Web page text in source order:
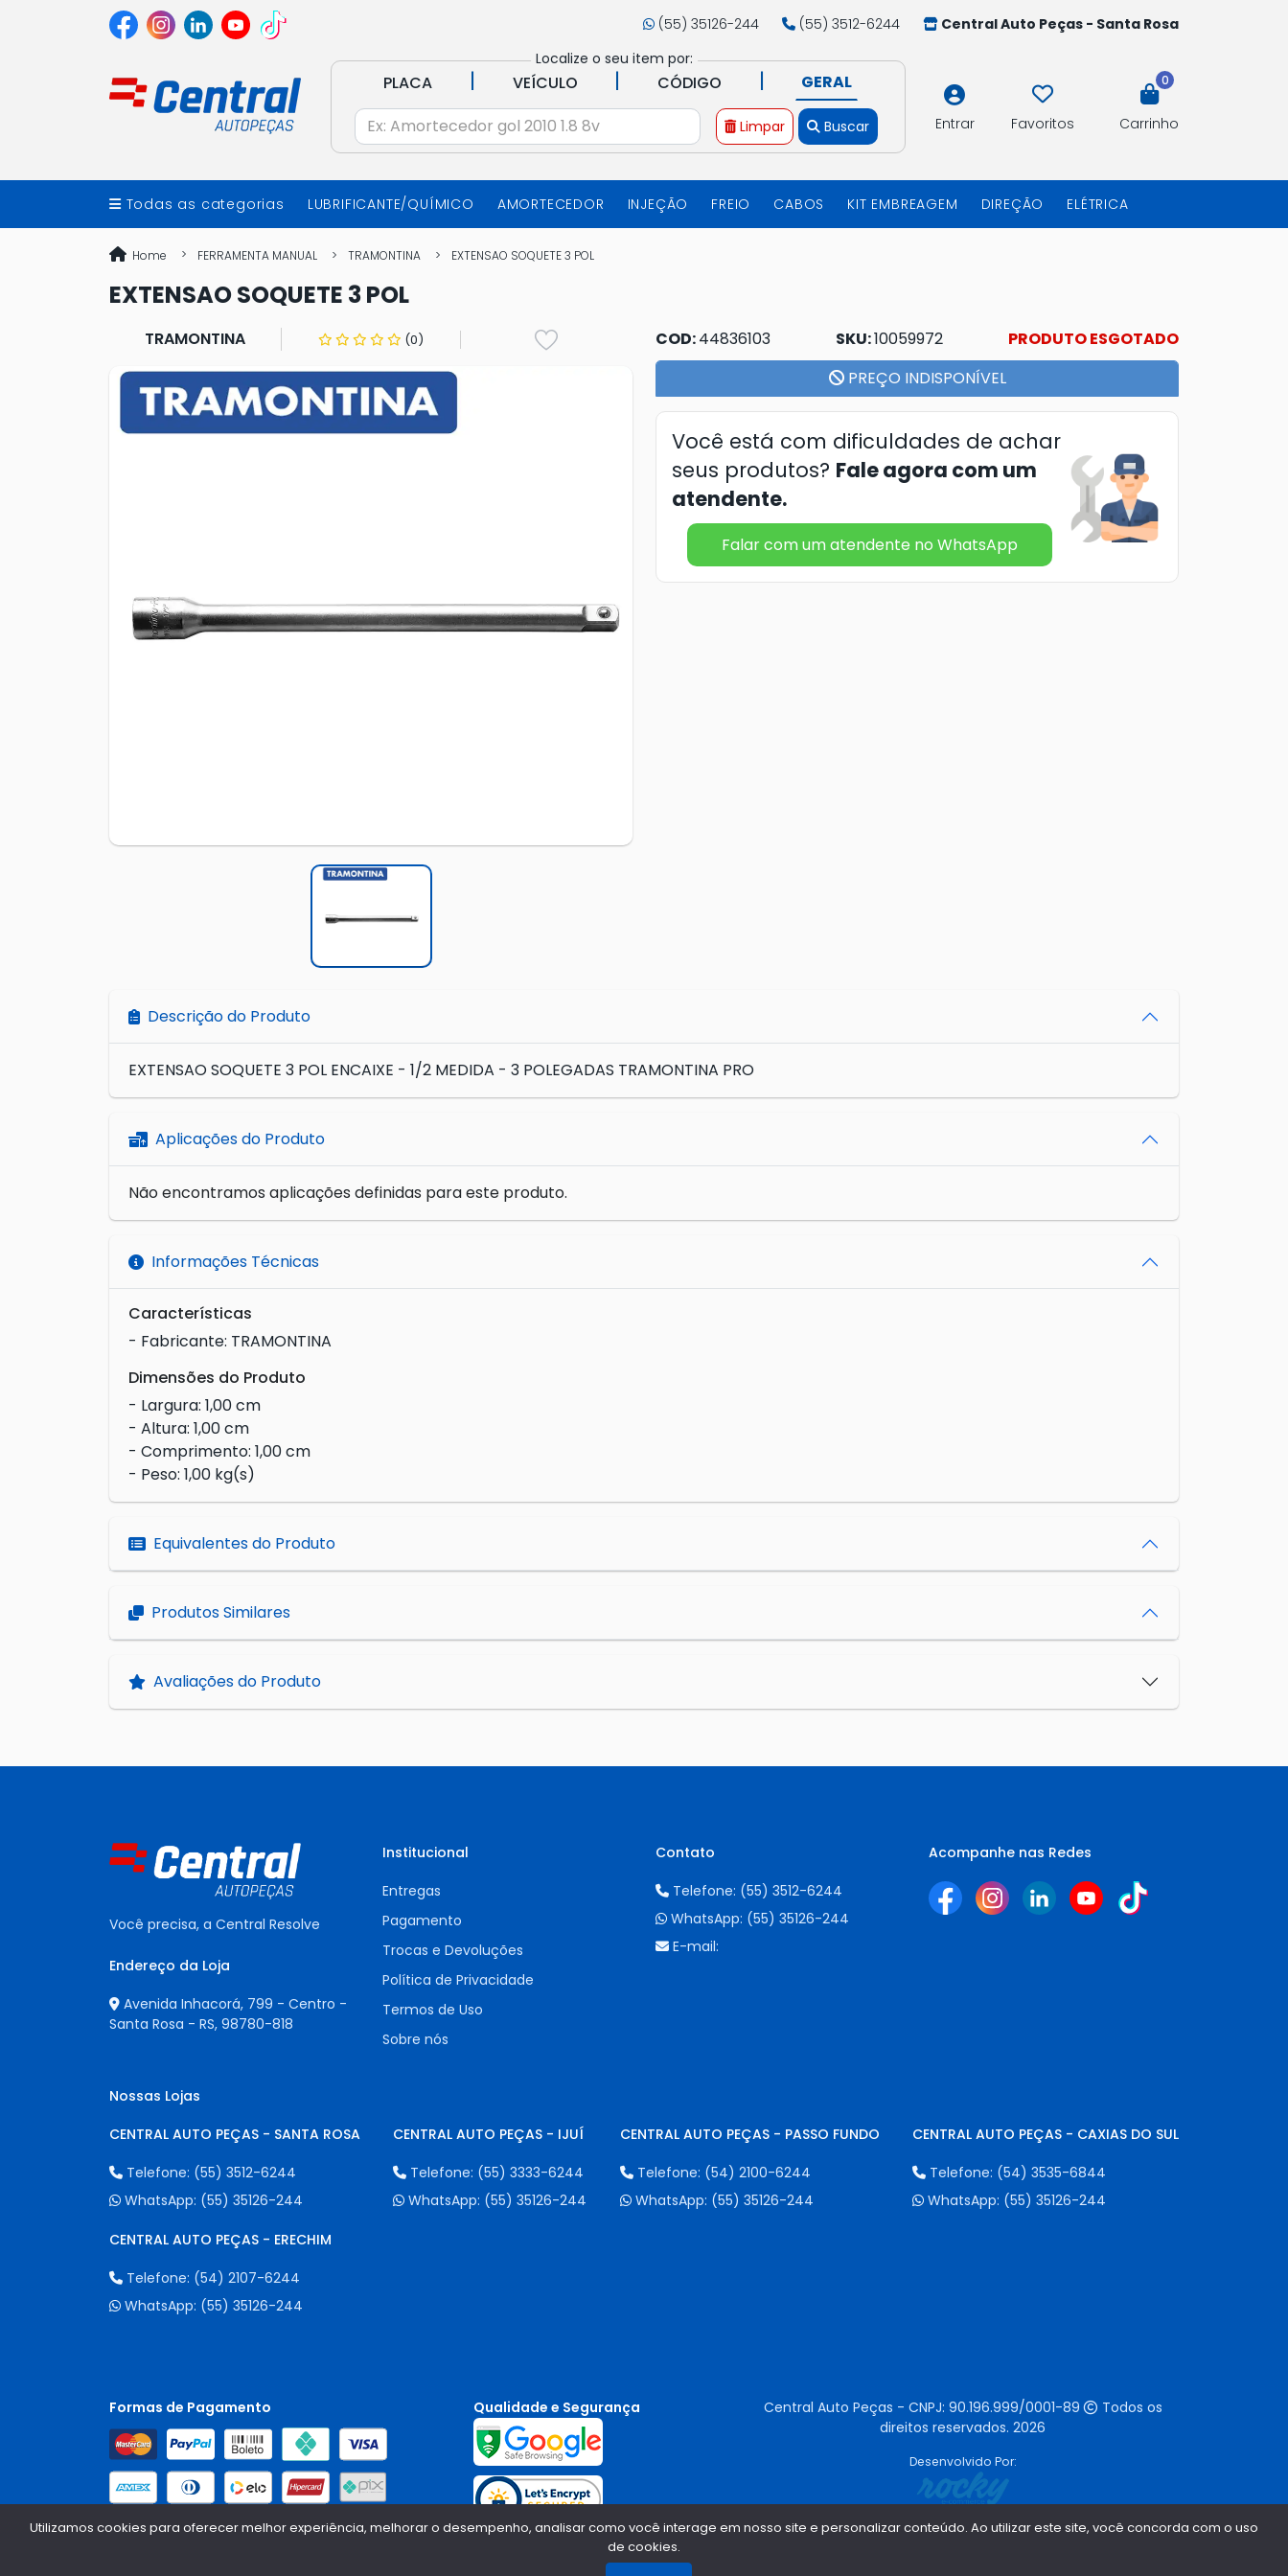
(55) 35126-244 (55) 3512-6244
Central Auto Peças - Santa Rosa
Localize o seu item por:
PLACA | VEÍCULO | CÓDIGO | GERAL
Limpar Buscar Entrar Favoritos
0
Carrinho
Todas as categorias LUBRIFICANTE/QUÍMICO AMORTECEDOR INJEÇÃO FREIO CABOS KIT EMBREAGEM DIREÇÃO ELÉTRICA
Home FERRAMENTA MANUAL TRAMONTINA EXTENSAO SOQUETE 3 POL
EXTENSAO SOQUETE 3 POL
TRAMONTINA (0) COD:44836103 SKU:10059972
PRODUTO ESGOTADO
PREÇO INDISPONÍVEL
Você está com dificuldades de achar
seus produtos? Fale agora com um
atendente.
Falar com um atendente no WhatsApp
Descrição do Produto
EXTENSAO SOQUETE 3 POL ENCAIXE - 1/2 MEDIDA - 3 POLEGADAS TRAMONTINA PRO
Aplicações do Produto
Não encontramos aplicações definidas para este produto.
Informações Técnicas
Características
- Fabricante: TRAMONTINA
Dimensões do Produto
- Largura: 1,00 cm
- Altura: 1,00 cm
- Comprimento: 1,00 cm
- Peso: 1,00 kg(s)
Equivalentes do Produto
Produtos Similares
Avaliações do Produto
Você precisa, a Central Resolve
Endereço da Loja
Avenida Inhacorá, 799 - Centro -
Santa Rosa - RS, 98780-818
Institucional
Entregas
Pagamento
Trocas e Devoluções
Política de Privacidade
Termos de Uso
Sobre nós
Contato
Telefone: (55) 3512-6244
WhatsApp: (55) 35126-244
E-mail:
Acompanhe nas Redes
Nossas Lojas
CENTRAL AUTO PEÇAS - SANTA ROSA
Telefone: (55) 3512-6244
WhatsApp: (55) 35126-244
CENTRAL AUTO PEÇAS - IJUÍ
Telefone: (55) 3333-6244
WhatsApp: (55) 35126-244
CENTRAL AUTO PEÇAS - PASSO FUNDO
Telefone: (54) 2100-6244
WhatsApp: (55) 35126-244
CENTRAL AUTO PEÇAS - CAXIAS DO SUL
Telefone: (54) 3535-6844
WhatsApp: (55) 35126-244
CENTRAL AUTO PEÇAS - ERECHIM
Telefone: (54) 2107-6244
WhatsApp: (55) 35126-244
Formas de Pagamento Qualidade e Segurança Central Auto Peças - CNPJ: 90.196.999/0001-89
Todos os
direitos reservados. 2026
Desenvolvido Por:
Utilizamos cookies para oferecer melhor experiência, melhorar o desempenho, analisar como você interage em nosso site e personalizar conteúdo. Ao utilizar este site, você concorda com o uso
de cookies.